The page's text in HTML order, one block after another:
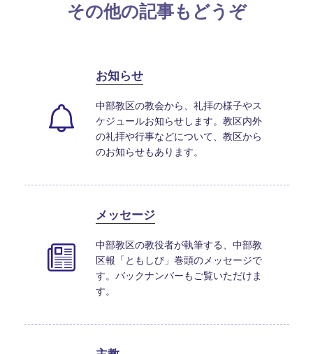
その他の記事もどうぞ
お知らせ
中部教区の教会から、礼拝の様子やス
ケジュールお知らせします。教区内外
の礼拝や行事などについて、教区から
のお知らせもあります。
メッセージ
中部教区の教役者が執筆する、中部教
区報「ともしび」巻頭のメッセージで
す。バックナンバーもご覧いただけま
す。